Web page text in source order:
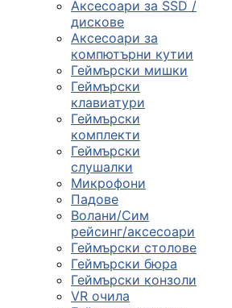
Аксесоари за SSD /
дискове
Аксесоари за
компютърни кутии
Геймърски мишки
Геймърски
клавиатури
Геймърски
комплекти
Геймърски
слушалки
Микрофони
Падове
Волани/Сим
рейсинг/аксесоари
Геймърски столове
Геймърски бюра
Геймърски конзоли
VR очила